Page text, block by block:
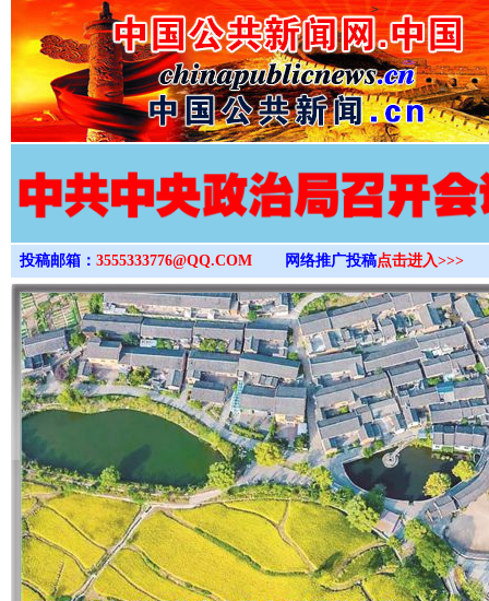
>
投稿邮箱： 3555333776@QQ.COM 网络推广投稿点击进入>>>